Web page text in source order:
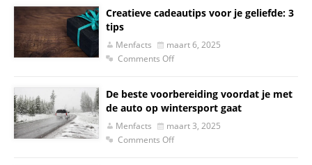
Creatieve cadeautips voor je geliefde: 3
tips
Menfacts
maart 6, 2025
Comments Off
De beste voorbereiding voordat je met
de auto op wintersport gaat
Menfacts
maart 3, 2025
Comments Off